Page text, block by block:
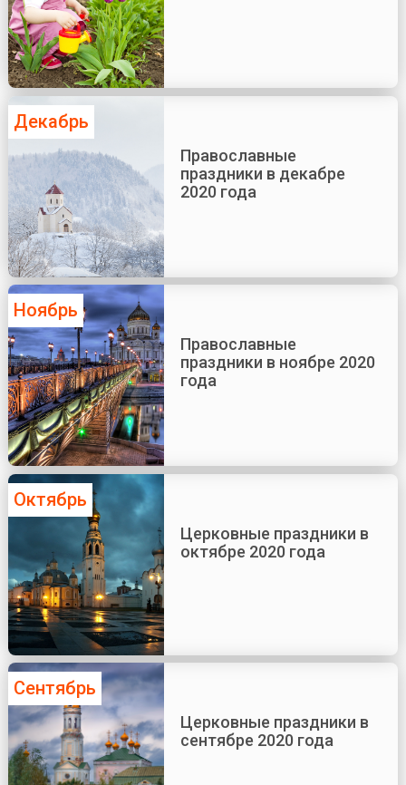
Декабрь
Православные
праздники в декабре
2020 года
Ноябрь
Православные
праздники в ноябре 2020
года
Октябрь
Церковные праздники в
октябре 2020 года
Сентябрь
Церковные праздники в
сентябре 2020 года